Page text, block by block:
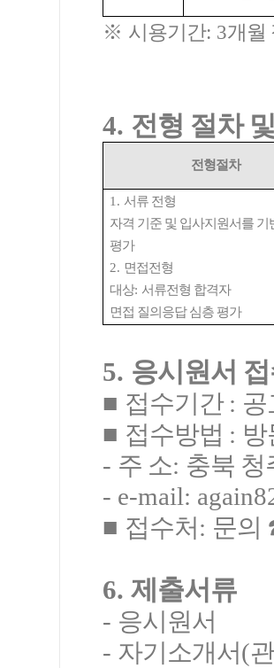
※ 시용기간: 3개월
4. 전형 절차
전형절차
1. 서류 전형
자격 기준 및 입사지원서를 기
평가
2. 면접전형
대상: 서류전형 합격자
면접 질의응답 심층 평가
5. 응시원서
■ 접수기간 :
■ 접수방법 : 방
- 주 소: 충북 청
- e-mail:
■ 접수처: 문의
6. 제출서류
- 응시원서
- 자기소개서(